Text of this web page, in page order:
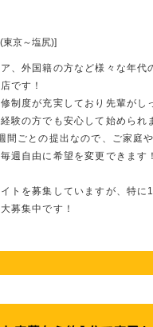
東京～塩尻)]
、外国籍の方など様々な年代
です！
制度が充実しており先輩がし
験の方でも安心して始められ
間ごとの提出なので、ご家庭
週自由に希望を変更できます！
トを募集していますが、特に
募集中です！